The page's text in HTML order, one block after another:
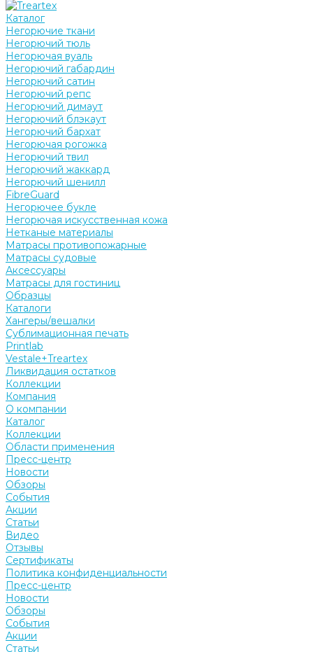
Каталог
Негорючие ткани
Негорючий тюль
Негорючая вуаль
Негорючий габардин
Негорючий сатин
Негорючий репс
Негорючий димаут
Негорючий блэкаут
Негорючий бархат
Негорючая рогожка
Негорючий твил
Негорючий жаккард
Негорючий шенилл
FibreGuard
Негорючее букле
Негорючая искусственная кожа
Нетканые материалы
Матрасы противопожарные
Матрасы судовые
Аксессуары
Матрасы для гостиниц
Образцы
Каталоги
Хангеры/вешалки
Сублимационная печать
Printlab
Vestale+Treartex
Ликвидация остатков
Коллекции
Компания
О компании
Каталог
Коллекции
Области применения
Пресс-центр
Новости
Обзоры
События
Акции
Статьи
Видео
Отзывы
Сертификаты
Политика конфиденциальности
Пресс-центр
Новости
Обзоры
События
Акции
Статьи